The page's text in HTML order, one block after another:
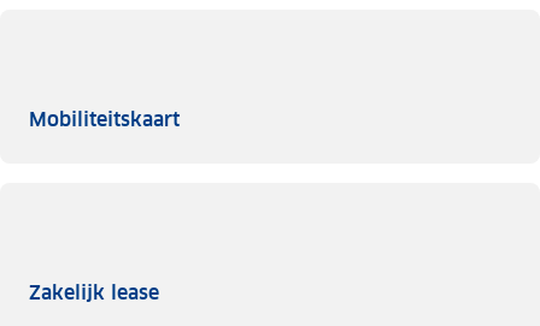
MobiliteitskaartMobiliteitskaart
Zakelijk leaseZakelijk lease